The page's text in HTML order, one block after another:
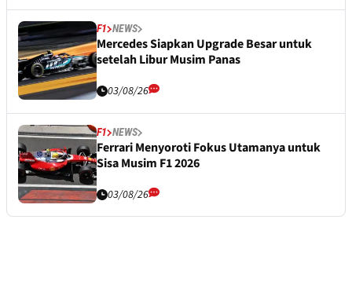
F1 NEWS
Mercedes Siapkan Upgrade Besar untuk
setelah Libur Musim Panas
03/08/26
F1 NEWS
Ferrari Menyoroti Fokus Utamanya untuk
Sisa Musim F1 2026
03/08/26